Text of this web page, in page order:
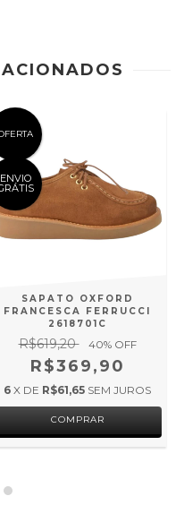
ENVIO
SAPATO OXFORD
FRANCESCA FERRUCCI
2618701C
R$619,20 40% OFF
R$369,90
6 X DE R$61,65 SEM JUROS
COMPRAR